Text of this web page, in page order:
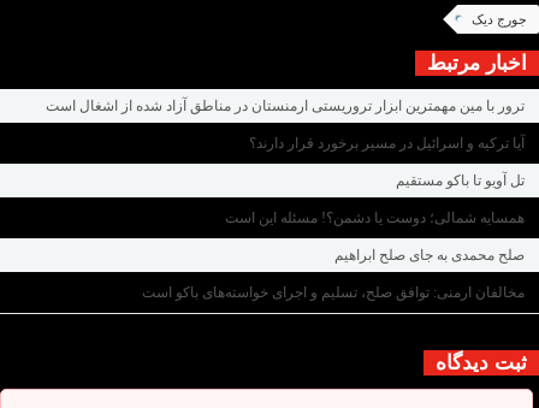
جورج دیک
اخبار مرتبط
ترور با مین مهمترین ابزار تروریستی ارمنستان در مناطق آزاد شده از اشغال است
آیا ترکیه و اسرائیل در مسیر برخورد قرار دارند؟
تل آویو تا باکو مستقیم
همسایه شمالی؛ دوست یا دشمن؟! مسئله این است
صلح محمدی به جای صلح ابراهیم
مخالفان ارمنی: توافق صلح، تسلیم و اجرای خواسته‌های باکو است
ثبت دیدگاه